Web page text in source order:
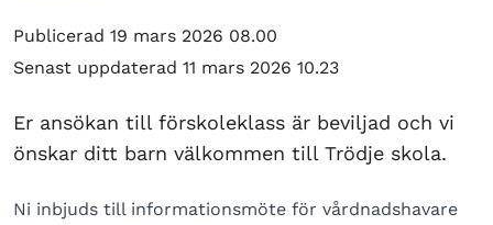
Publicerad 19 mars 2026 08.00
Senast uppdaterad 11 mars 2026 10.23
Er ansökan till förskoleklass är beviljad och vi
önskar ditt barn välkommen till Trödje skola.
Ni inbjuds till informationsmöte för vårdnadshavare